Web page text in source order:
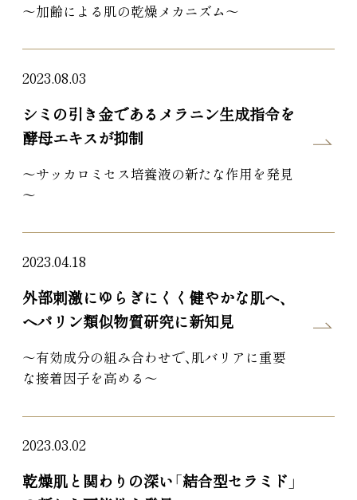
～加齢による肌の乾燥メカニズム～
2023.08.03
シミの引き金であるメラニン生成指令を
酵母エキスが抑制
～サッカロミセス培養液の新たな作用を発見
～
2023.04.18
外部刺激にゆらぎにくく健やかな肌へ、
ヘパリン類似物質研究に新知見
～有効成分の組み合わせで、肌バリアに重要
な接着因子を高める～
2023.03.02
乾燥肌と関わりの深い「結合型セラミド」